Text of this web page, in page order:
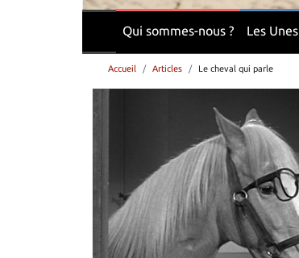
Qui sommes-nous ? Les Unes
Accueil Articles Le cheval qui parle